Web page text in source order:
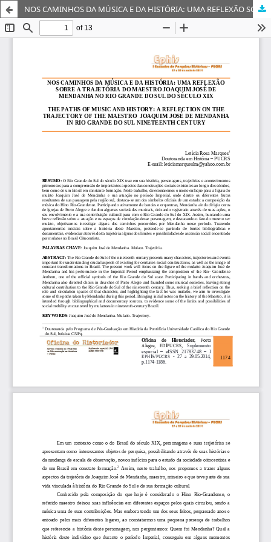
NOS CAMINHOS DA MÚSICA E DA HISTÓRIA: UMA REFLEXÃO SOBRE A TRAJETÓRIA DO MAESTRO JOAQUIM JOSÉ DE MENDANHA NO RIO GRANDE DO SUL DO SÉCULO XIX